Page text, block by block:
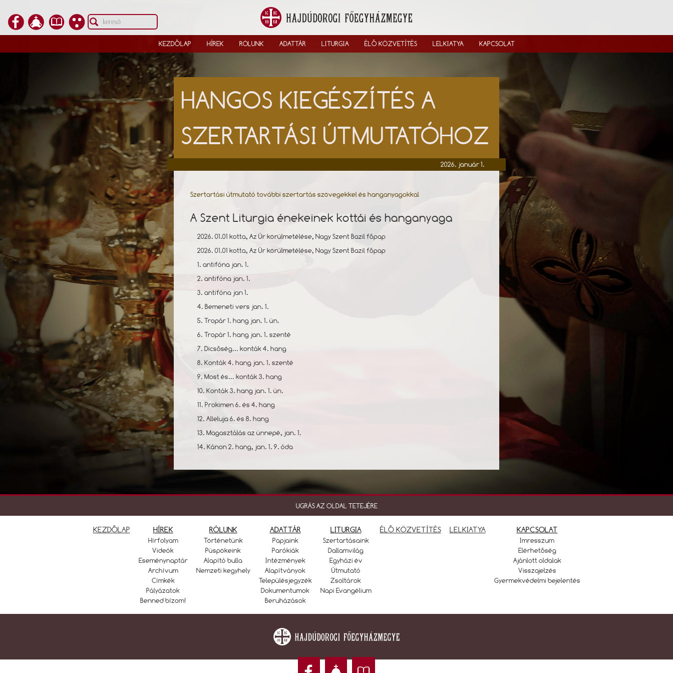
KEZDŐLAP HÍREK RÓLUNK ADATTÁR LITURGIA ÉLŐ KÖZVETÍTÉS LELKIATYA KAPCSOLAT
HANGOS KIEGÉSZÍTÉS A
SZERTARTÁSI ÚTMUTATÓHOZ
2026. január 1.
Szertartási útmutató további szertartás szövegekkel és hanganyagokkal
A Szent Liturgia énekeinek kottái és hanganyaga
2026. 01.01 kotta, Az Úr körülmetélése, Nagy Szent Bazil főpap
2026. 01.01 kotta, Az Úr körülmetélése, Nagy Szent Bazil főpap
1. antifóna jan. 1.
2. antifóna jan. 1.
3. antifóna jan 1.
4. Bemeneti vers jan. 1.
5. Tropár 1. hang jan. 1. ün.
6. Tropár 1. hang jan. 1. szenté
7. Dicsőség... konták 4. hang
8. Konták 4. hang jan. 1. szenté
9. Most és... konták 3. hang
10. Konták 3. hang jan. 1. ün.
11. Prokimen 6. és 4. hang
12. Alleluja 6. és 8. hang
13. Magasztálás az ünnepé, jan. 1.
14. Kánon 2. hang, jan. 1. 9. óda
UGRÁS AZ OLDAL TETEJÉRE
KEZDŐLAP HÍREK
Hírfolyam
Videók
Eseménynaptár
Archívum
Címkék
Pályázatok
Benned bízom!
RÓLUNK
Történetünk
Püspökeink
Alapító bulla
Nemzeti kegyhely
ADATTÁR
Papjaink
Parókiák
Intézmények
Alapítványok
Településjegyzék
Dokumentumok
Beruházások
LITURGIA
Szertartásaink
Dallamvilág
Egyházi év
Útmutató
Zsoltárok
Napi Evangélium
ÉLŐ KÖZVETÍTÉS LELKIATYA KAPCSOLAT
Imresszum
Elérhetőség
Ajánlott oldalak
Visszajelzés
Gyermekvédelmi bejelentés